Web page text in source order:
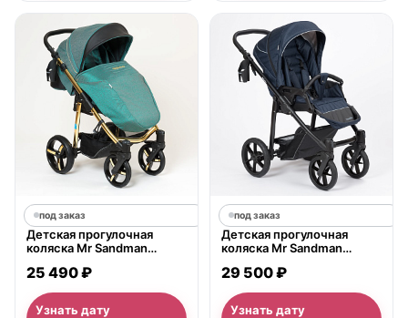
под заказ
Детская прогулочная
коляска Mr Sandman
25 490 ₽
Узнать дату
под заказ
Детская прогулочная
коляска Mr Sandman
29 500 ₽
Узнать дату